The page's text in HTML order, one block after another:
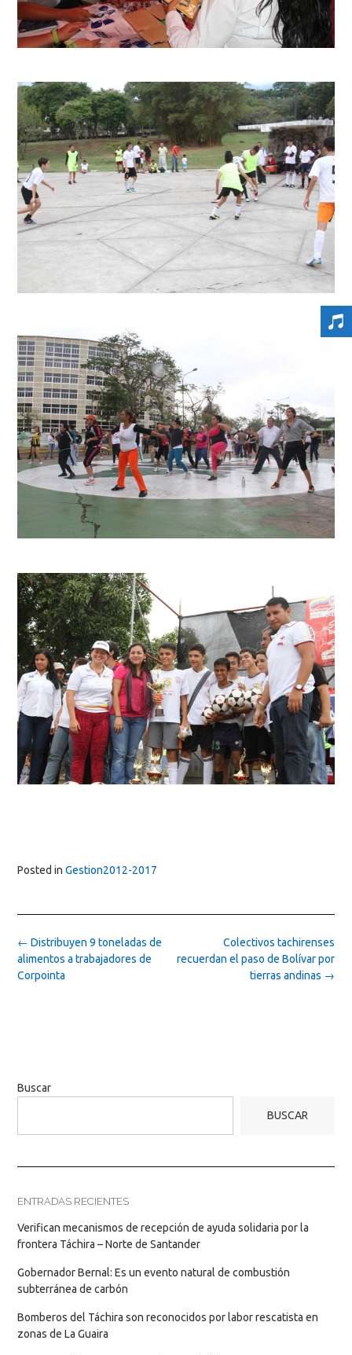
Posted in Gestion2012-2017
Post
navigation
Colectivos tachirenses
recuerdan el paso de Bolívar por
tierras andinas →
← Distribuyen 9 toneladas de
alimentos a trabajadores de
Corpointa
Buscar
BUSCAR
ENTRADAS RECIENTES
Verifican mecanismos de recepción de ayuda solidaria por la
frontera Táchira – Norte de Santander
Gobernador Bernal: Es un evento natural de combustión
subterránea de carbón
Bomberos del Táchira son reconocidos por labor rescatista en
zonas de La Guaira